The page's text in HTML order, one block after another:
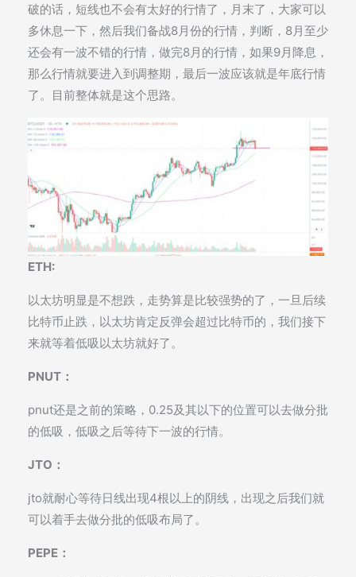
破的话，短线也不会有太好的行情了，月末了，大家可以
多休息一下，然后我们备战8月份的行情，判断，8月至少
还会有一波不错的行情，做完8月的行情，如果9月降息，
那么行情就要进入到调整期，最后一波应该就是年底行情
了。目前整体就是这个思路。
ETH:
以太坊明显是不想跌，走势算是比较强势的了，一旦后续
比特币止跌，以太坊肯定反弹会超过比特币的，我们接下
来就等着低吸以太坊就好了。
PNUT：
pnut还是之前的策略，0.25及其以下的位置可以去做分批
的低吸，低吸之后等待下一波的行情。
JTO：
jto就耐心等待日线出现4根以上的阴线，出现之后我们就
可以着手去做分批的低吸布局了。
PEPE：